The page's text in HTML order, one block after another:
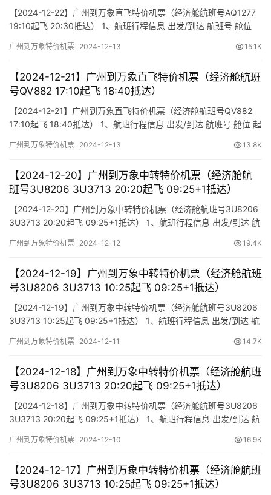
【2024-12-22】广州到万象直飞特价机票（经济舱航班号AQ1277
19:10起飞 20:30抵达） 1、航班行程信息 出发/到达 航班号 舱位
(class) (Departure Time) (Arrival Time) 出发(TakeOff)…
广州到万象特价机票 2024-12-13 15.1K
【2024-12-21】广州到万象直飞特价机票（经济舱航班
号QV882 17:10起飞 18:40抵达）
【2024-12-21】广州到万象直飞特价机票（经济舱航班号QV882
17:10起飞 18:40抵达） 1、航班行程信息 出发/到达 航班号 舱位 起
(class) (Departure Time) (Arrival Time) 出发(TakeOff) …
广州到万象特价机票 2024-12-13 13.8K
【2024-12-20】广州到万象中转特价机票（经济舱航
班号3U8206 3U3713 20:20起飞 09:25+1抵达）
【2024-12-20】广州到万象中转特价机票（经济舱航班号3U8206
3U3713 20:20起飞 09:25+1抵达） 1、航班行程信息 出发/到达 航
(Flight) (class) (Departure Time) (Arrival Time) 出发…
广州到万象特价机票 2024-12-12 19.4K
【2024-12-19】广州到万象中转特价机票（经济舱航班
号3U8206 3U3713 10:25起飞 09:25+1抵达）
【2024-12-19】广州到万象中转特价机票（经济舱航班号3U8206
3U3713 10:25起飞 09:25+1抵达） 1、航班行程信息 出发/到达 航
(Flight) (class) (Departure Time) (Arrival Time) 出发…
广州到万象特价机票 2024-12-11 14.7K
【2024-12-18】广州到万象中转特价机票（经济舱航班
号3U8206 3U3713 20:20起飞 09:25+1抵达）
【2024-12-18】广州到万象中转特价机票（经济舱航班号3U8206
3U3713 20:20起飞 09:25+1抵达） 1、航班行程信息 出发/到达 航
(Flight) (class) (Departure Time) (Arrival Time) 出发…
广州到万象特价机票 2024-12-10 16.9K
【2024-12-17】广州到万象中转特价机票（经济舱航班
号3U8206 3U3713 10:25起飞 09:25+1抵达）